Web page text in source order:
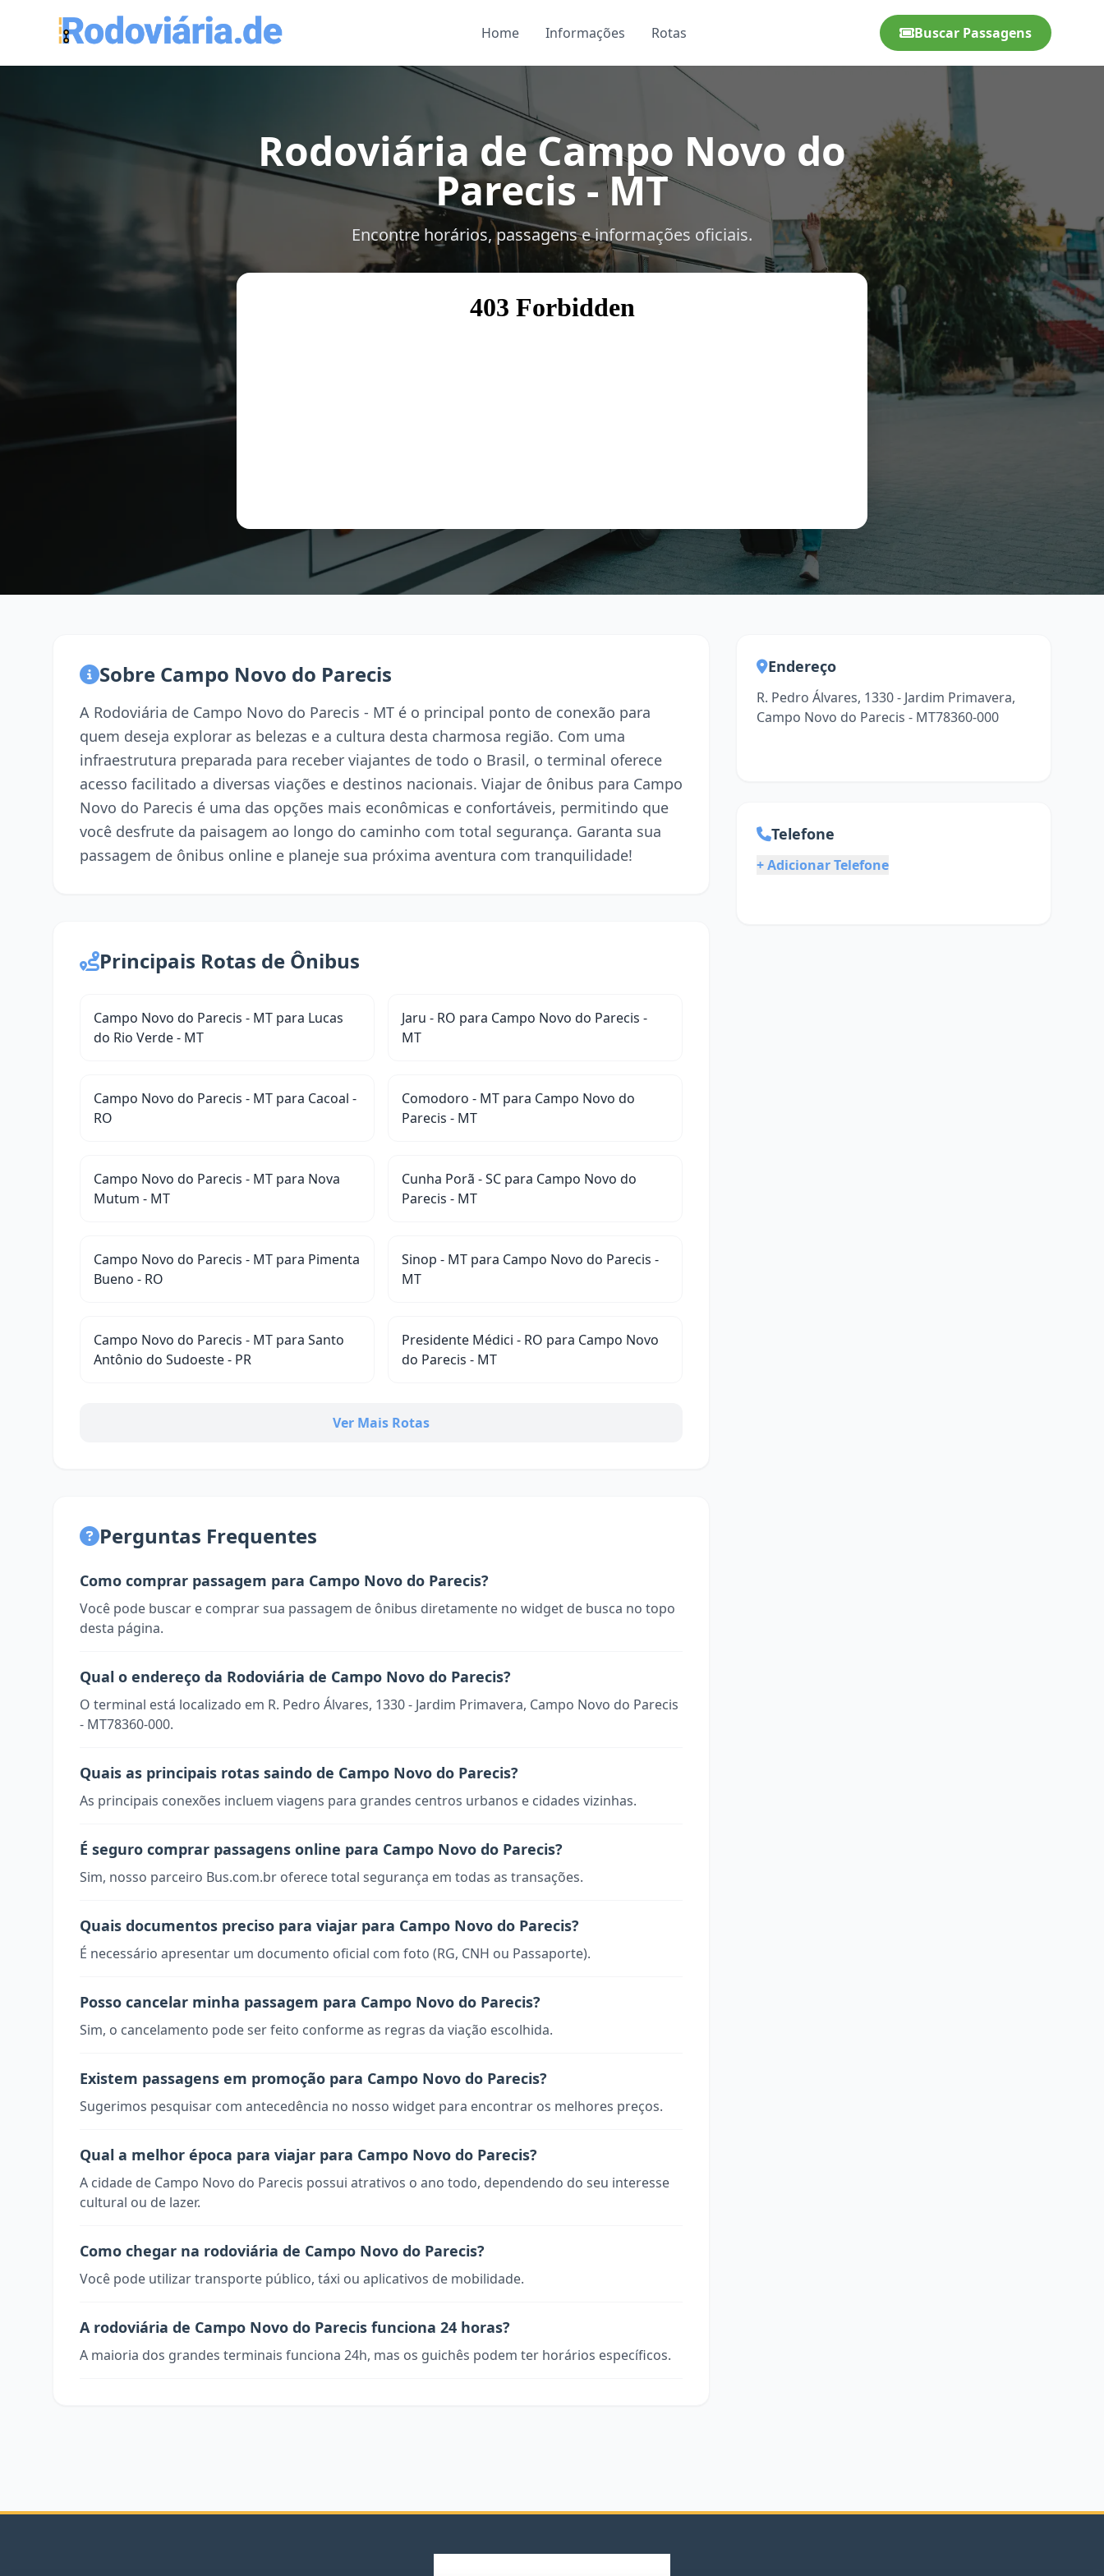
Home Informações Rotas Buscar Passagens
Rodoviária de Campo Novo do
Parecis - MT
Encontre horários, passagens e informações oficiais.
Sobre Campo Novo do Parecis
A Rodoviária de Campo Novo do Parecis - MT é o principal ponto de conexão para
quem deseja explorar as belezas e a cultura desta charmosa região. Com uma
infraestrutura preparada para receber viajantes de todo o Brasil, o terminal oferece
acesso facilitado a diversas viações e destinos nacionais. Viajar de ônibus para Campo
Novo do Parecis é uma das opções mais econômicas e confortáveis, permitindo que
você desfrute da paisagem ao longo do caminho com total segurança. Garanta sua
passagem de ônibus online e planeje sua próxima aventura com tranquilidade!
Principais Rotas de Ônibus
Campo Novo do Parecis - MT para Lucas
do Rio Verde - MT
Jaru - RO para Campo Novo do Parecis -
MT
Campo Novo do Parecis - MT para Cacoal -
RO
Comodoro - MT para Campo Novo do
Parecis - MT
Campo Novo do Parecis - MT para Nova
Mutum - MT
Cunha Porã - SC para Campo Novo do
Parecis - MT
Campo Novo do Parecis - MT para Pimenta
Bueno - RO
Sinop - MT para Campo Novo do Parecis -
MT
Campo Novo do Parecis - MT para Santo
Antônio do Sudoeste - PR
Presidente Médici - RO para Campo Novo
do Parecis - MT
Ver Mais Rotas
Perguntas Frequentes
Como comprar passagem para Campo Novo do Parecis?
Você pode buscar e comprar sua passagem de ônibus diretamente no widget de busca no topo
desta página.
Qual o endereço da Rodoviária de Campo Novo do Parecis?
O terminal está localizado em R. Pedro Álvares, 1330 - Jardim Primavera, Campo Novo do Parecis
- MT78360-000.
Quais as principais rotas saindo de Campo Novo do Parecis?
As principais conexões incluem viagens para grandes centros urbanos e cidades vizinhas.
É seguro comprar passagens online para Campo Novo do Parecis?
Sim, nosso parceiro Bus.com.br oferece total segurança em todas as transações.
Quais documentos preciso para viajar para Campo Novo do Parecis?
É necessário apresentar um documento oficial com foto (RG, CNH ou Passaporte).
Posso cancelar minha passagem para Campo Novo do Parecis?
Sim, o cancelamento pode ser feito conforme as regras da viação escolhida.
Existem passagens em promoção para Campo Novo do Parecis?
Sugerimos pesquisar com antecedência no nosso widget para encontrar os melhores preços.
Qual a melhor época para viajar para Campo Novo do Parecis?
A cidade de Campo Novo do Parecis possui atrativos o ano todo, dependendo do seu interesse
cultural ou de lazer.
Como chegar na rodoviária de Campo Novo do Parecis?
Você pode utilizar transporte público, táxi ou aplicativos de mobilidade.
A rodoviária de Campo Novo do Parecis funciona 24 horas?
A maioria dos grandes terminais funciona 24h, mas os guichês podem ter horários específicos.
Endereço
R. Pedro Álvares, 1330 - Jardim Primavera,
Campo Novo do Parecis - MT78360-000
Telefone
+ Adicionar Telefone